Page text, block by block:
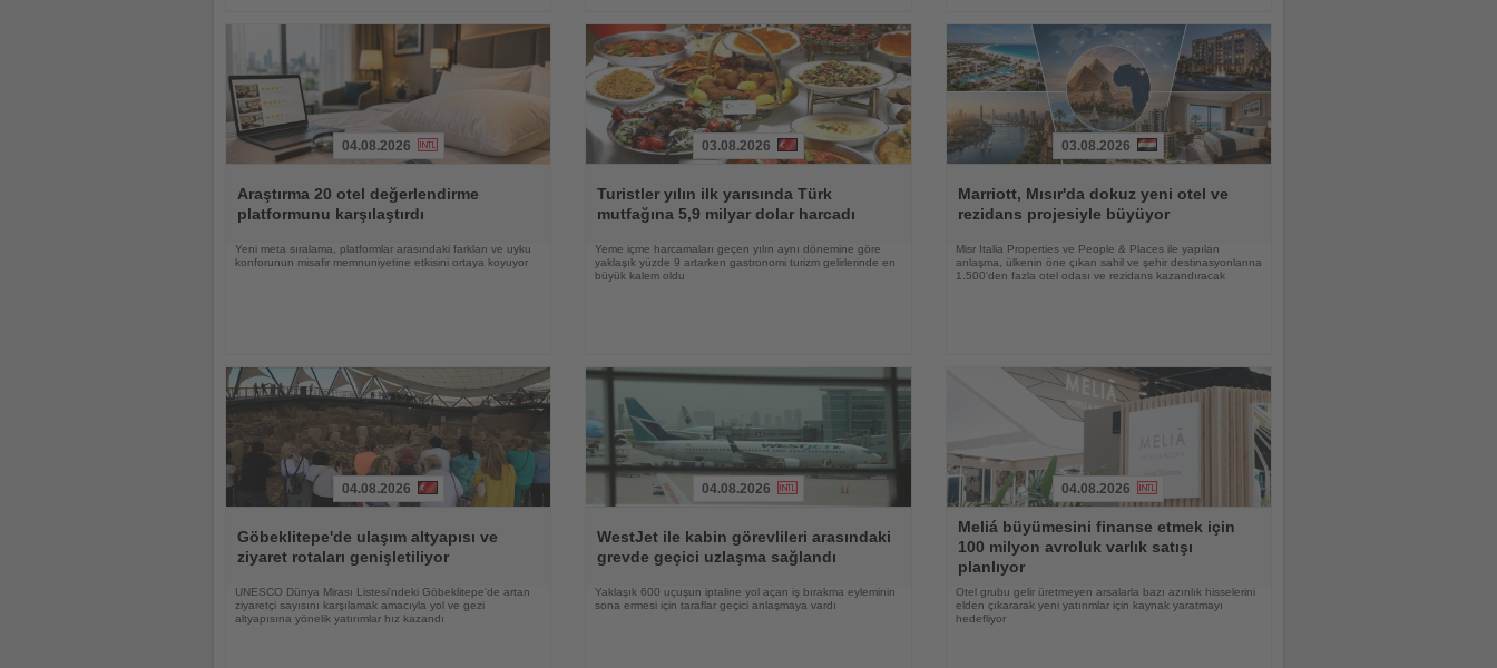
Oku
04.08.2026
Araştırma 20 otel değerlendirme
platformunu karşılaştırdı
Yeni meta sıralama, platformlar arasındaki farkları ve uyku
konforunun misafir memnuniyetine etkisini ortaya koyuyor
Oku
03.08.2026
Turistler yılın ilk yarısında Türk
mutfağına 5,9 milyar dolar harcadı
Yeme içme harcamaları geçen yılın aynı dönemine göre
yaklaşık yüzde 9 artarken gastronomi turizm gelirlerinde en
büyük kalem oldu
Oku
03.08.2026
Marriott, Mısır'da dokuz yeni otel ve
rezidans projesiyle büyüyor
Misr Italia Properties ve People & Places ile yapılan
anlaşma, ülkenin öne çıkan sahil ve şehir destinasyonlarına
1.500'den fazla otel odası ve rezidans kazandıracak
Oku
04.08.2026
Göbeklitepe'de ulaşım altyapısı ve
ziyaret rotaları genişletiliyor
UNESCO Dünya Mirası Listesi'ndeki Göbeklitepe'de artan
ziyaretçi sayısını karşılamak amacıyla yol ve gezi
altyapısına yönelik yatırımlar hız kazandı
Oku
04.08.2026
WestJet ile kabin görevlileri arasındaki
grevde geçici uzlaşma sağlandı
Yaklaşık 600 uçuşun iptaline yol açan iş bırakma eyleminin
sona ermesi için taraflar geçici anlaşmaya vardı
Oku
04.08.2026
Meliá büyümesini finanse etmek için
100 milyon avroluk varlık satışı
planlıyor
Otel grubu gelir üretmeyen arsalarla bazı azınlık hisselerini
elden çıkararak yeni yatırımlar için kaynak yaratmayı
hedefliyor